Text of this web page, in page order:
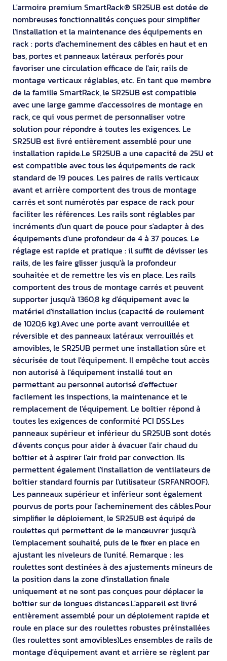
L'armoire premium SmartRack® SR25UB est dotée de
nombreuses fonctionnalités conçues pour simplifier
l'installation et la maintenance des équipements en
rack : ports d'acheminement des câbles en haut et en
bas, portes et panneaux latéraux perforés pour
favoriser une circulation efficace de l'air, rails de
montage verticaux réglables, etc. En tant que membre
de la famille SmartRack, le SR25UB est compatible
avec une large gamme d'accessoires de montage en
rack, ce qui vous permet de personnaliser votre
solution pour répondre à toutes les exigences. Le
SR25UB est livré entièrement assemblé pour une
installation rapide.Le SR25UB a une capacité de 25U et
est compatible avec tous les équipements de rack
standard de 19 pouces. Les paires de rails verticaux
avant et arrière comportent des trous de montage
carrés et sont numérotés par espace de rack pour
faciliter les références. Les rails sont réglables par
incréments d'un quart de pouce pour s'adapter à des
équipements d'une profondeur de 4 à 37 pouces. Le
réglage est rapide et pratique : il suffit de dévisser les
rails, de les faire glisser jusqu'à la profondeur
souhaitée et de remettre les vis en place. Les rails
comportent des trous de montage carrés et peuvent
supporter jusqu'à 1360,8 kg d'équipement avec le
matériel d'installation inclus (capacité de roulement
de 1020,6 kg).Avec une porte avant verrouillée et
réversible et des panneaux latéraux verrouillés et
amovibles, le SR25UB permet une installation sûre et
sécurisée de tout l'équipement. Il empêche tout accès
non autorisé à l'équipement installé tout en
permettant au personnel autorisé d'effectuer
facilement les inspections, la maintenance et le
remplacement de l'équipement. Le boîtier répond à
toutes les exigences de conformité PCI DSS.Les
panneaux supérieur et inférieur du SR25UB sont dotés
d'évents conçus pour aider à évacuer l'air chaud du
boîtier et à aspirer l'air froid par convection. Ils
permettent également l'installation de ventilateurs de
boîtier standard fournis par l'utilisateur (SRFANROOF).
Les panneaux supérieur et inférieur sont également
pourvus de ports pour l'acheminement des câbles.Pour
simplifier le déploiement, le SR25UB est équipé de
roulettes qui permettent de le manœuvrer jusqu'à
l'emplacement souhaité, puis de le fixer en place en
ajustant les niveleurs de l'unité. Remarque : les
roulettes sont destinées à des ajustements mineurs de
la position dans la zone d'installation finale
uniquement et ne sont pas conçues pour déplacer le
boîtier sur de longues distances.L'appareil est livré
entièrement assemblé pour un déploiement rapide et
roule en place sur des roulettes robustes préinstallées
(les roulettes sont amovibles)Les ensembles de rails de
montage d'équipement avant et arrière se règlent par